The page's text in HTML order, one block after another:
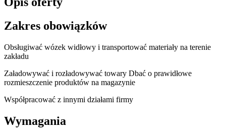
Zakres obowiązków
Obsługiwać wózek widłowy i transportować materiały na terenie
zakładu
Załadowywać i rozładowywać towary Dbać o prawidłowe
rozmieszczenie produktów na magazynie
Współpracować z innymi działami firmy
Wymagania